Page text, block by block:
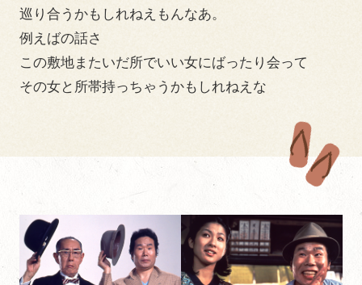
巡り合うかもしれねえもんなあ。
例えばの話さ
この敷地またいだ所でいい女にばったり会って
その女と所帯持っちゃうかもしれねえな